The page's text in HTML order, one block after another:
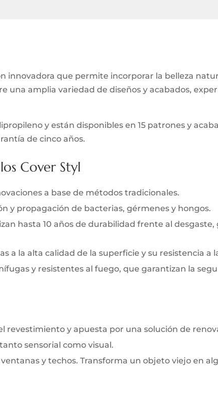
innovadora que permite incorporar la belleza
una amplia variedad de diseños y acabados,
y están disponibles en 15 patrones y
de cinco años.
Cover Styl
a base de métodos tradicionales.
y propagación de bacterias, gérmenes y hongos.
hasta 10 años de durabilidad frente al
a la alta calidad de la superficie y su resistencia a
y resistentes al fuego, que garantizan la
revestimiento y apuesta por una solución de
sensorial como visual.
y techos. Transforma un objeto viejo en